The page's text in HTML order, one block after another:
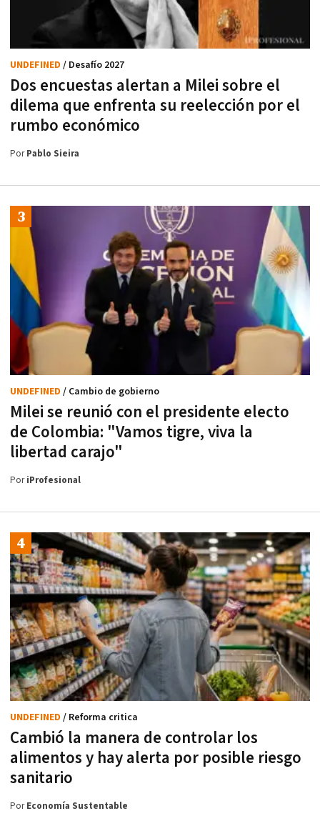
Dos encuestas alertan a Milei sobre el
dilema que enfrenta su reelección por el
rumbo económico
UNDEFINED / Desafío 2027
PorPablo Sieira
Milei se reunió con el presidente electo
de Colombia: "Vamos tigre, viva la
libertad carajo"
UNDEFINED / Cambio de gobierno
PoriProfesional
Cambió la manera de controlar los
alimentos y hay alerta por posible riesgo
sanitario
UNDEFINED / Reforma critica
PorEconomía Sustentable